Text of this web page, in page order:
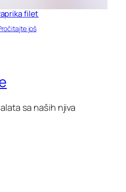
filet
još
sa naših njiva